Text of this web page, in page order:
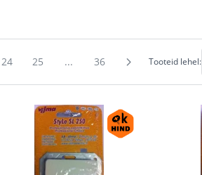
24 25 ... 36 Tooteid lehel: